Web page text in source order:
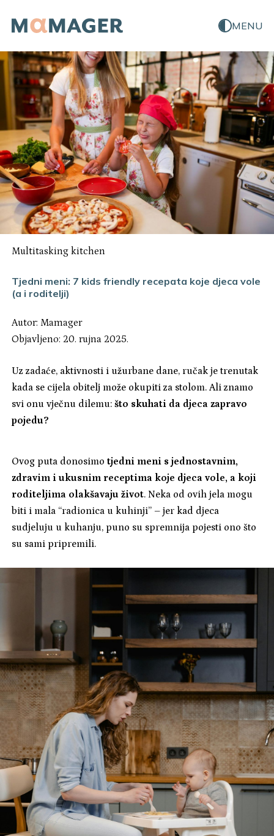
MENU
Multitasking kitchen
Tjedni meni: 7 kids friendly recepata koje djeca vole
(a i roditelji)
Autor: Mamager
Objavljeno: 20. rujna 2025.
Uz zadaće, aktivnosti i užurbane dane, ručak je trenutak
kada se cijela obitelj može okupiti za stolom. Ali znamo
svi onu vječnu dilemu:što skuhati da djeca zapravo
pojedu?
Ovog puta donosimotjedni meni s jednostavnim,
zdravim i ukusnim receptima koje djeca vole, a koji
roditeljima olakšavaju život. Neka od ovih jela mogu
biti i mala “radionica u kuhinji” – jer kad djeca
sudjeluju u kuhanju, puno su spremnija pojesti ono što
su sami pripremili.